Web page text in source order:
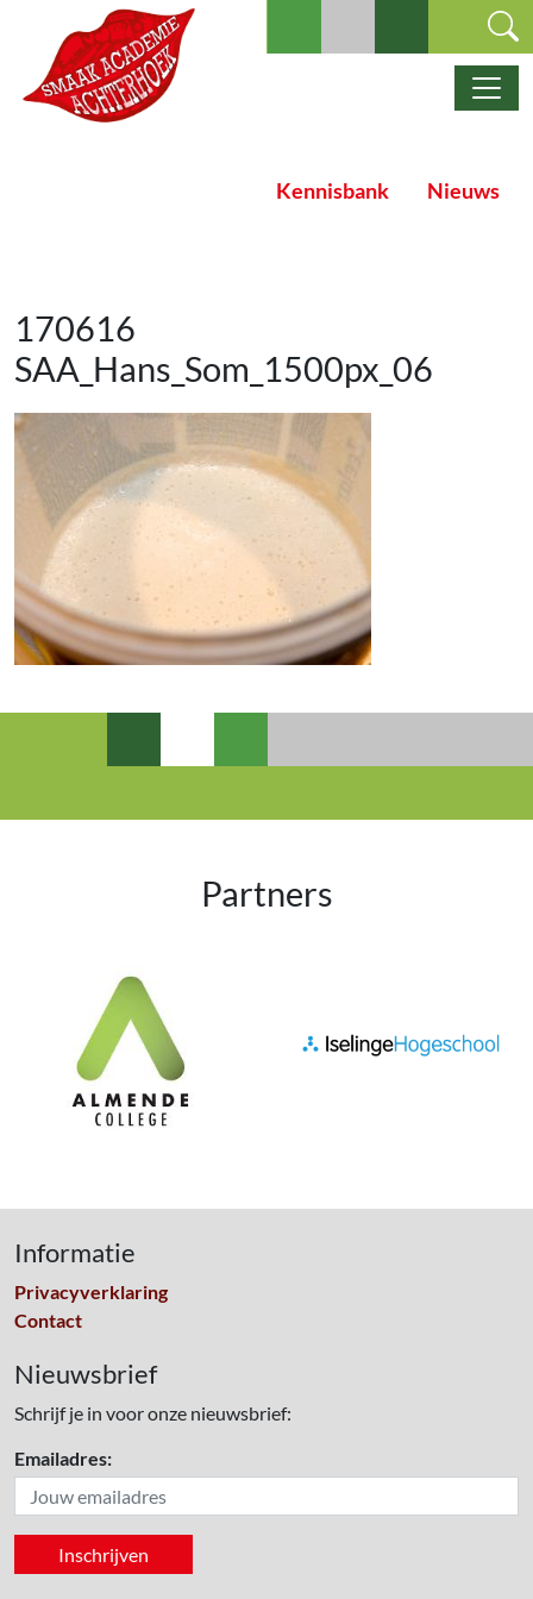
Ga naar de inhoud
Hoofdnavigatie
Kennisbank Nieuws
170616
SAA_Hans_Som_1500px_06
Partners
Informatie
Privacyverklaring
Contact
Nieuwsbrief
Schrijf je in voor onze nieuwsbrief:
Emailadres: